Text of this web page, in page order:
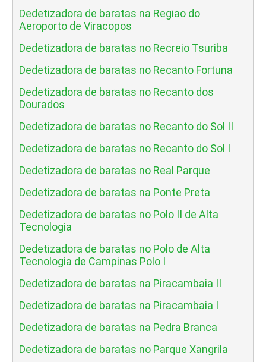
Dedetizadora de baratas na Regiao do
Aeroporto de Viracopos
Dedetizadora de baratas no Recreio Tsuriba
Dedetizadora de baratas no Recanto Fortuna
Dedetizadora de baratas no Recanto dos
Dourados
Dedetizadora de baratas no Recanto do Sol II
Dedetizadora de baratas no Recanto do Sol I
Dedetizadora de baratas no Real Parque
Dedetizadora de baratas na Ponte Preta
Dedetizadora de baratas no Polo II de Alta
Tecnologia
Dedetizadora de baratas no Polo de Alta
Tecnologia de Campinas Polo I
Dedetizadora de baratas na Piracambaia II
Dedetizadora de baratas na Piracambaia I
Dedetizadora de baratas na Pedra Branca
Dedetizadora de baratas no Parque Xangrila